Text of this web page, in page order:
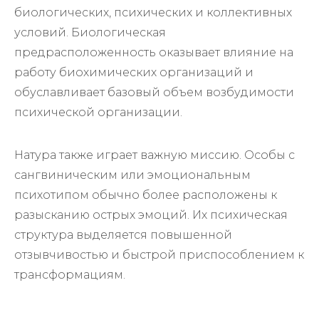
биологических, психических и коллективных
условий. Биологическая
предрасположенность оказывает влияние на
работу биохимических организаций и
обуславливает базовый объем возбудимости
психической организации.
Натура также играет важную миссию. Особы с
сангвиническим или эмоциональным
психотипом обычно более расположены к
разысканию острых эмоций. Их психическая
структура выделяется повышенной
отзывчивостью и быстрой приспособлением к
трансформациям.